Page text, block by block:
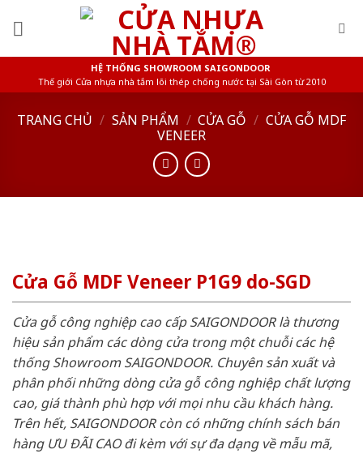
HỆ THỐNG SHOWROOM SAIGONDOOR
Thế giới Cửa nhựa nhà tắm lõi thép chống nước tại Sài Gòn từ 2010
TRANG CHỦ / SẢN PHẨM / CỬA GỖ / CỬA GỖ MDF
VENEER
Cửa Gỗ MDF Veneer P1G9 do-SGD
Cửa gỗ công nghiệp cao cấp SAIGONDOOR là thương
hiệu sản phẩm các dòng cửa trong một chuỗi các hệ
thống Showroom SAIGONDOOR. Chuyên sản xuất và
phân phối những dòng cửa gỗ công nghiệp chất lượng
cao, giá thành phù hợp với mọi nhu cầu khách hàng.
Trên hết, SAIGONDOOR còn có những chính sách bán
hàng ƯU ĐÃI CAO đi kèm với sự đa dạng về mẫu mã,